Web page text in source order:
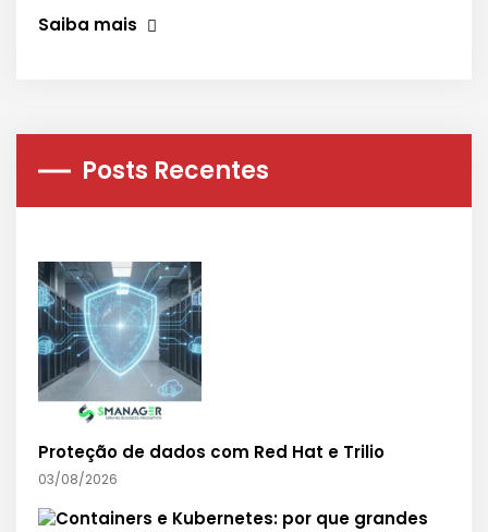
Saiba mais
Posts Recentes
Proteção de dados com Red Hat e Trilio
03/08/2026